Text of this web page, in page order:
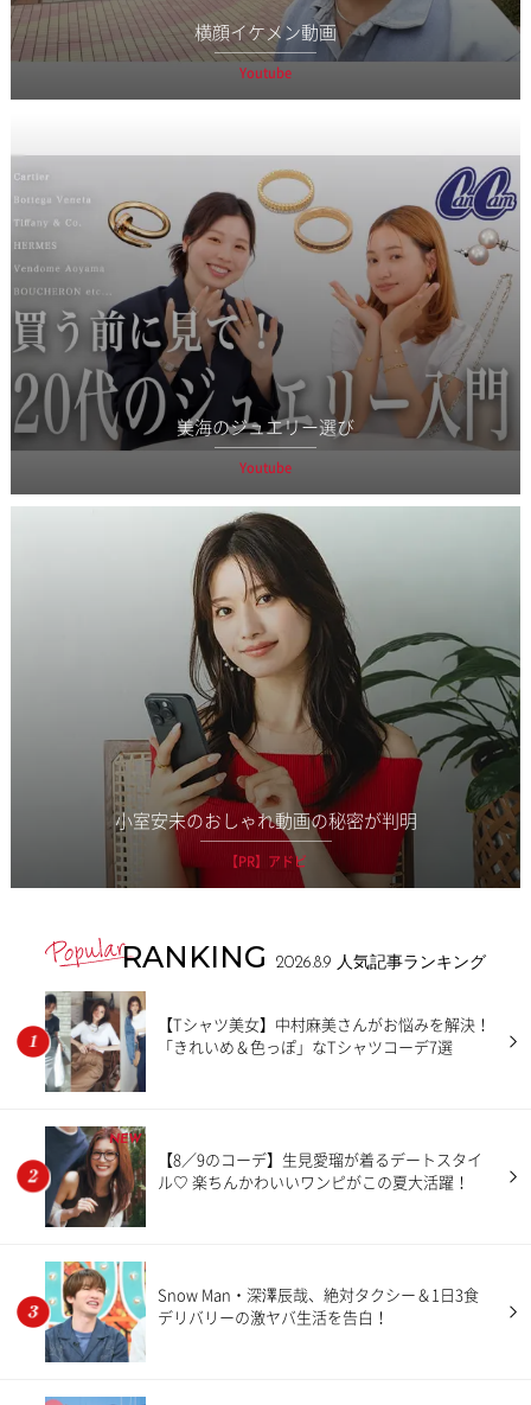
横顔イケメン動画
Youtube
美海のジュエリー選び
Youtube
小室安未のおしゃれ動画の秘密が判明
【PR】アドビ
RANKING 2026.8.9 人気記事ランキング
【Tシャツ美女】中村麻美さんがお悩みを解決！
「きれいめ＆色っぽ」なTシャツコーデ7選
NEW
【8／9のコーデ】生見愛瑠が着るデートスタイ
ル♡ 楽ちんかわいいワンピがこの夏大活躍！
Snow Man・深澤辰哉、絶対タクシー＆1日3食
デリバリーの激ヤバ生活を告白！